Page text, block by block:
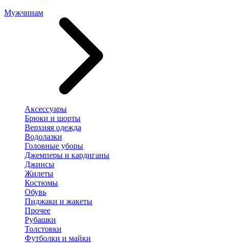
Мужчинам
Аксессуары
Брюки и шорты
Верхняя одежда
Водолазки
Головные уборы
Джемперы и кардиганы
Джинсы
Жилеты
Костюмы
Обувь
Пиджаки и жакеты
Прочее
Рубашки
Толстовки
Футболки и майки